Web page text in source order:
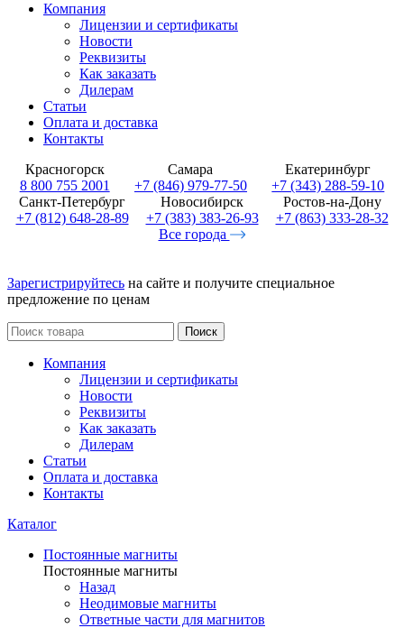
Компания
Лицензии и сертификаты
Новости
Реквизиты
Как заказать
Дилерам
Статьи
Оплата и доставка
Контакты
Красногорск
8 800 755 2001
Самара
+7 (846) 979-77-50
Екатеринбург
+7 (343) 288-59-10
Санкт-Петербург
+7 (812) 648-28-89
Новосибирск
+7 (383) 383-26-93
Ростов-на-Дону
+7 (863) 333-28-32
Все города
Зарегистрируйтесь на сайте и получите специальное
предложение по ценам
Поиск
Компания
Лицензии и сертификаты
Новости
Реквизиты
Как заказать
Дилерам
Статьи
Оплата и доставка
Контакты
Каталог
Постоянные магниты
Постоянные магниты
Назад
Неодимовые магниты
Ответные части для магнитов